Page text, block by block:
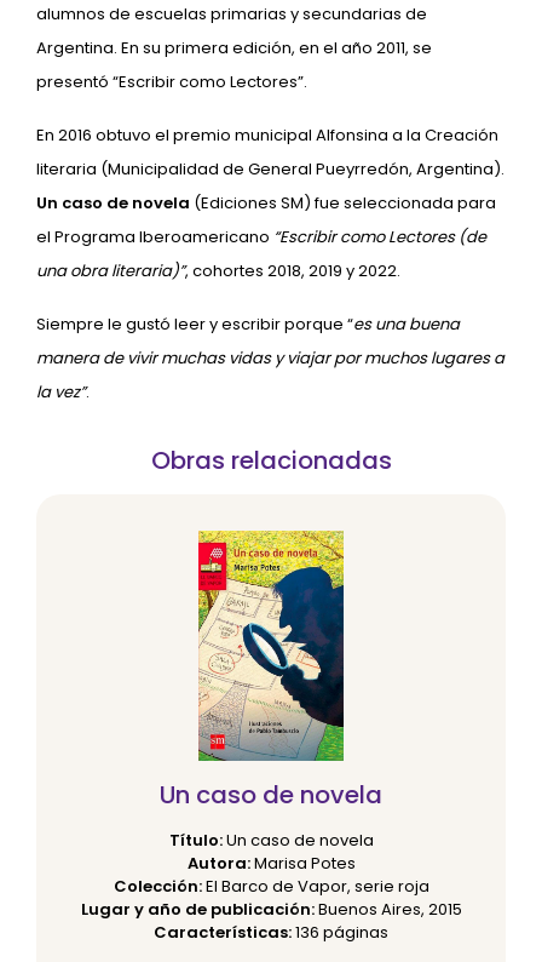
alumnos de escuelas primarias y secundarias de
Argentina. En su primera edición, en el año 2011, se
presentó “Escribir como Lectores”.
En 2016 obtuvo el premio municipal Alfonsina a la Creación
literaria (Municipalidad de General Pueyrredón, Argentina).
Un caso de novela (Ediciones SM) fue seleccionada para
el Programa Iberoamericano “Escribir como Lectores (de
una obra literaria)”, cohortes 2018, 2019 y 2022.
Siempre le gustó leer y escribir porque “es una buena
manera de vivir muchas vidas y viajar por muchos lugares a
la vez”.
Obras relacionadas
Un caso de novela
Título:Un caso de novela
Autora:Marisa Potes
Colección:El Barco de Vapor, serie roja
Lugar y año de publicación:Buenos Aires, 2015
Características:136 páginas